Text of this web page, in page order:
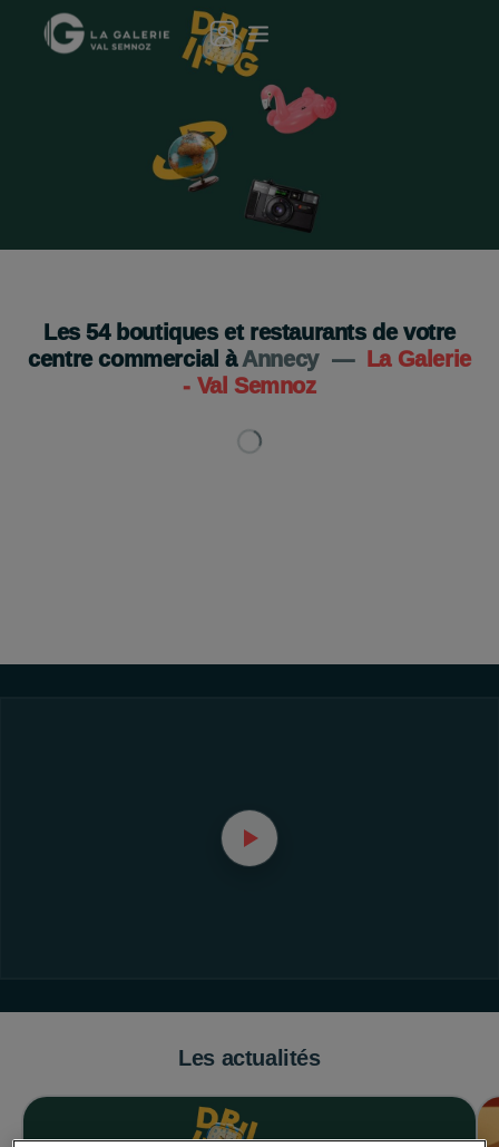
Les54boutiques et restaurants de votre
centre commercial àAnnecy —
La Galerie
- Val Semnoz
Les actualités